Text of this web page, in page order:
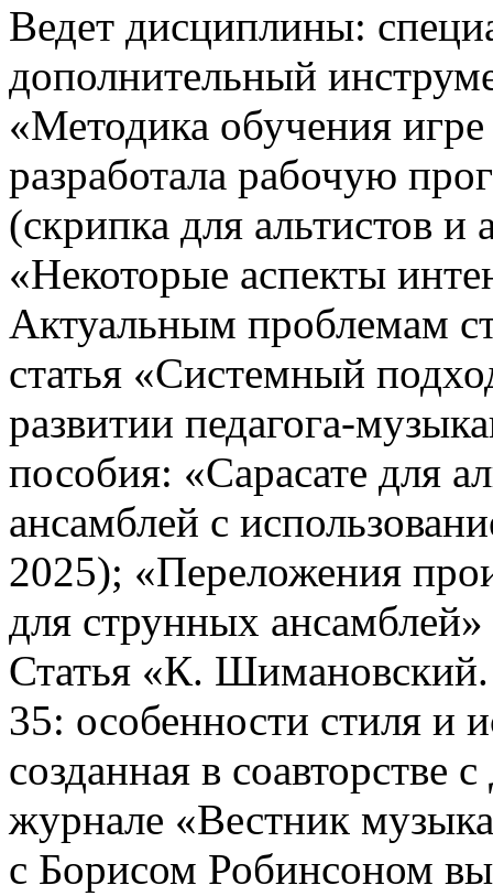
Ведет дисциплины:
дополнительный
«Методика обучения
разработала рабочую
(скрипка для альтистов
«Некоторые аспекты
Актуальным проблемам
статья «Системный
развитии педагога-
пособия: «Сарасате для
ансамблей с
2025); «Переложения
для струнных
Статья «К.
35: особенности стиля и
созданная в
журнале «Вестник
с Борисом Робинсоном